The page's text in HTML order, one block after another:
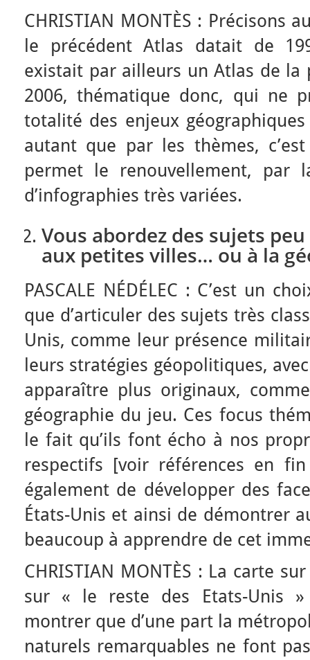
CHRISTIAN MONTÈS : Précisons
le précédent Atlas datait de
existait par ailleurs un Atlas de la
2006, thématique donc, qui ne
totalité des enjeux
autant que par les thèmes,
permet le renouvellement, par
d’infographies très variées.
Vous abordez des sujets
aux petites villes… ou à la
PASCALE NÉDÉLEC : C’est un
que d’articuler des sujets très
Unis, comme leur présence
leurs stratégies géopolitiques,
apparaître plus originaux,
géographie du jeu. Ces focus
le fait qu’ils font écho à nos
respectifs [voir références en
également de développer des
États-Unis et ainsi de démontrer
beaucoup à apprendre de cet
CHRISTIAN MONTÈS : La carte
sur « le reste des Etats-Unis
montrer que d’une part la
naturels remarquables ne font